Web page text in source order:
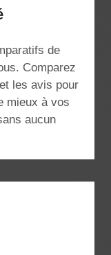
de
Comparez
les avis pour
mieux à vos
aucun